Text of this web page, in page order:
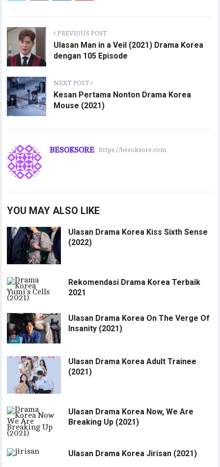
PREVIOUS POST
Ulasan Man in a Veil (2021) Drama Korea
dengan 105 Episode
NEXT POST
Kesan Pertama Nonton Drama Korea
Mouse (2021)
BESOKSORE https://besoksore.com
YOU MAY ALSO LIKE
Ulasan Drama Korea Kiss Sixth Sense
(2022)
Rekomendasi Drama Korea Terbaik
2021
Ulasan Drama Korea On The Verge Of
Insanity (2021)
Ulasan Drama Korea Adult Trainee
(2021)
Ulasan Drama Korea Now, We Are
Breaking Up (2021)
Ulasan Drama Korea Jirisan (2021)